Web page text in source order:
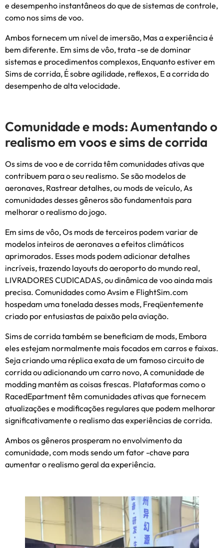
e desempenho instantâneos do que de sistemas de controle,
como nos sims de voo.
Ambos fornecem um nível de imersão, Mas a experiência é
bem diferente. Em sims de vôo, trata -se de dominar
sistemas e procedimentos complexos, Enquanto estiver em
Sims de corrida, É sobre agilidade, reflexos, E a corrida do
desempenho de alta velocidade.
Comunidade e mods: Aumentando o
realismo em voos e sims de corrida
Os sims de voo e de corrida têm comunidades ativas que
contribuem para o seu realismo. Se são modelos de
aeronaves, Rastrear detalhes, ou mods de veículo, As
comunidades desses gêneros são fundamentais para
melhorar o realismo do jogo.
Em sims de vôo, Os mods de terceiros podem variar de
modelos inteiros de aeronaves a efeitos climáticos
aprimorados. Esses mods podem adicionar detalhes
incríveis, trazendo layouts do aeroporto do mundo real,
LIVRADORES CUDICADAS, ou dinâmica de voo ainda mais
precisa. Comunidades como Avsim e FlightSim.com
hospedam uma tonelada desses mods, Freqüentemente
criado por entusiastas de paixão pela aviação.
Sims de corrida também se beneficiam de mods, Embora
eles estejam normalmente mais focados em carros e faixas.
Seja criando uma réplica exata de um famoso circuito de
corrida ou adicionando um carro novo, A comunidade de
modding mantém as coisas frescas. Plataformas como o
RacedEpartment têm comunidades ativas que fornecem
atualizações e modificações regulares que podem melhorar
significativamente o realismo das experiências de corrida.
Ambos os gêneros prosperam no envolvimento da
comunidade, com mods sendo um fator -chave para
aumentar o realismo geral da experiência.